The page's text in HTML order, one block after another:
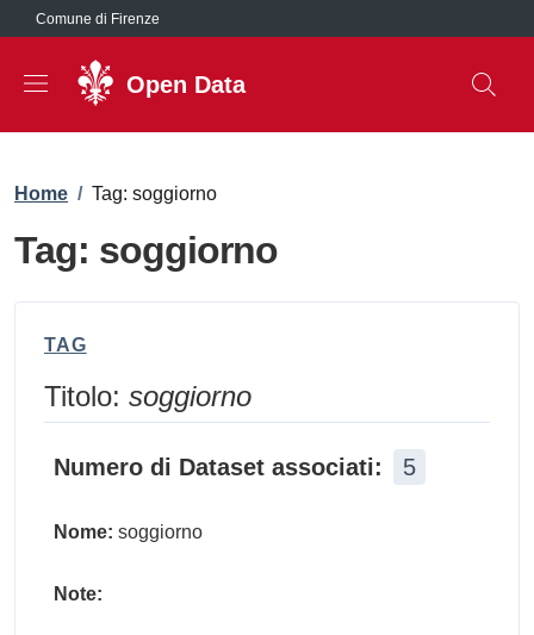
Salta al contenuto principale
Comune di Firenze
Open Data
Briciole di pane
Home / Tag: soggiorno
Tag: soggiorno
TAG
Titolo: soggiorno
Numero di Dataset associati: 5
Nome: soggiorno
Note: